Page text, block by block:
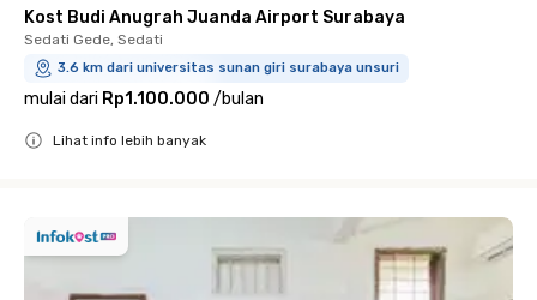
Kost Budi Anugrah Juanda Airport Surabaya
Sedati Gede, Sedati
3.6 km dari universitas sunan giri surabaya unsuri
mulai dari Rp1.100.000 /bulan
Lihat info lebih banyak